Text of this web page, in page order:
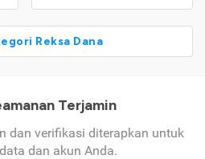
Reksa Dana
Terjamin
dan verifikasi diterapkan untuk
dan akun Anda.